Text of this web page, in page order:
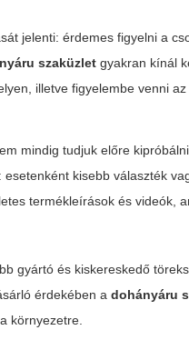
jelenti: érdemes figyelni a
szaküzlet gyakran kínál
illetve figyelembe venni
mindig tudjuk előre
kisebb választék
termékleírások és videók,
gyártó és kiskereskedő
érdekében adohányáru
környezetre.